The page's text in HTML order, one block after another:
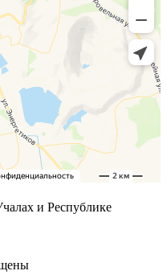
и Республике